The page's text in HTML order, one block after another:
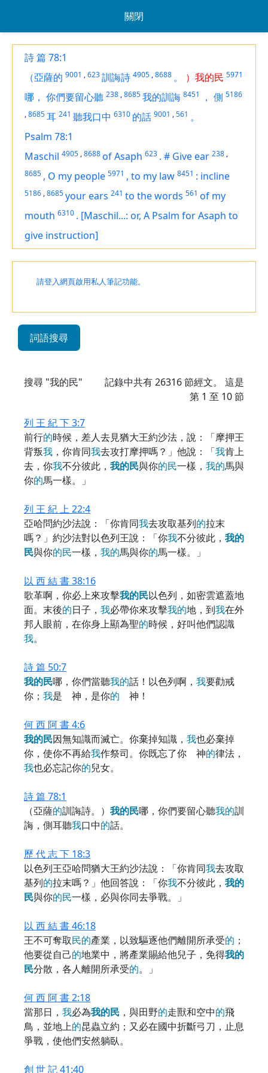
關閉
詩 篇 78:1
（亞薩的 9001 ,623訓誨詩 4905 ,8688 。 ）我的民 5971
哪， 你們要留心聽 238 ,8685我的訓誨 8451 ， 側 5186
,8685耳 241 聽我口中 6310 的話 9001 ,561 。
Psalm 78:1
Maschil 4905 ,8688of Asaph 623 . # Give ear 238 ,
8685 , O my people 5971 , to my law 8451 : incline
5186 ,8685your ears 241 to the words 561 of my
mouth 6310 . [Maschil...: or, A Psalm for Asaph to
give instruction]
請登入網頁啟用私人筆記功能。
詞語搜尋
搜尋 "我的民" 記錄中共有26316節經文。 這是
第 1 至 10 節
列 王 紀 下 3:7
前行的時候，差人去見猶大王約沙法，說：「摩押王
背叛我 ，你肯同我去攻打摩押嗎？」他說：「我肯上
去，你我不分彼此， 我的民與你的民一樣， 我的馬與
你的馬一樣。」
列 王 紀 上 22:4
亞哈問約沙法說：「你肯同我去攻取基列的拉末
嗎？」約沙法對以色列王說：「你我不分彼此， 我的
民與你的民一樣， 我的馬與你的馬一樣。」
以 西 結 書 38:16
歌革啊，你必上來攻擊我的民以色列，如密雲遮蓋地
面。末後的日子， 我必帶你來攻擊我的地，到我在外
邦人眼前，在你身上顯為聖的時候，好叫他們認識
我。
詩 篇 50:7
我的民哪，你們當聽我的話！以色列啊， 我要勸戒
你； 我是 神，是你的 神！
何 西 阿 書 4:6
我的民因無知識而滅亡。你棄掉知識， 我也必棄掉
你，使你不再給我作祭司。你既忘了你 神的律法，
我也必忘記你的兒女。
詩 篇 78:1
（亞薩的訓誨詩。） 我的民哪，你們要留心聽我的訓
誨，側耳聽我口中的話。
歷 代 志 下 18:3
以色列王亞哈問猶大王約沙法說：「你肯同我去攻取
基列的拉末嗎？」他回答說：「你我不分彼此， 我的
民與你的民一樣，必與你同去爭戰。」
以 西 結 書 46:18
王不可奪取民的產業，以致驅逐他們離開所承受的 ；
他要從自己的地業中，將產業賜給他兒子，免得我的
民分散，各人離開所承受的。」
何 西 阿 書 2:18
當那日， 我必為我的民 ，與田野的走獸和空中的飛
鳥，並地上的昆蟲立約；又必在國中折斷弓刀，止息
爭戰，使他們安然躺臥。
創 世 記 41:40